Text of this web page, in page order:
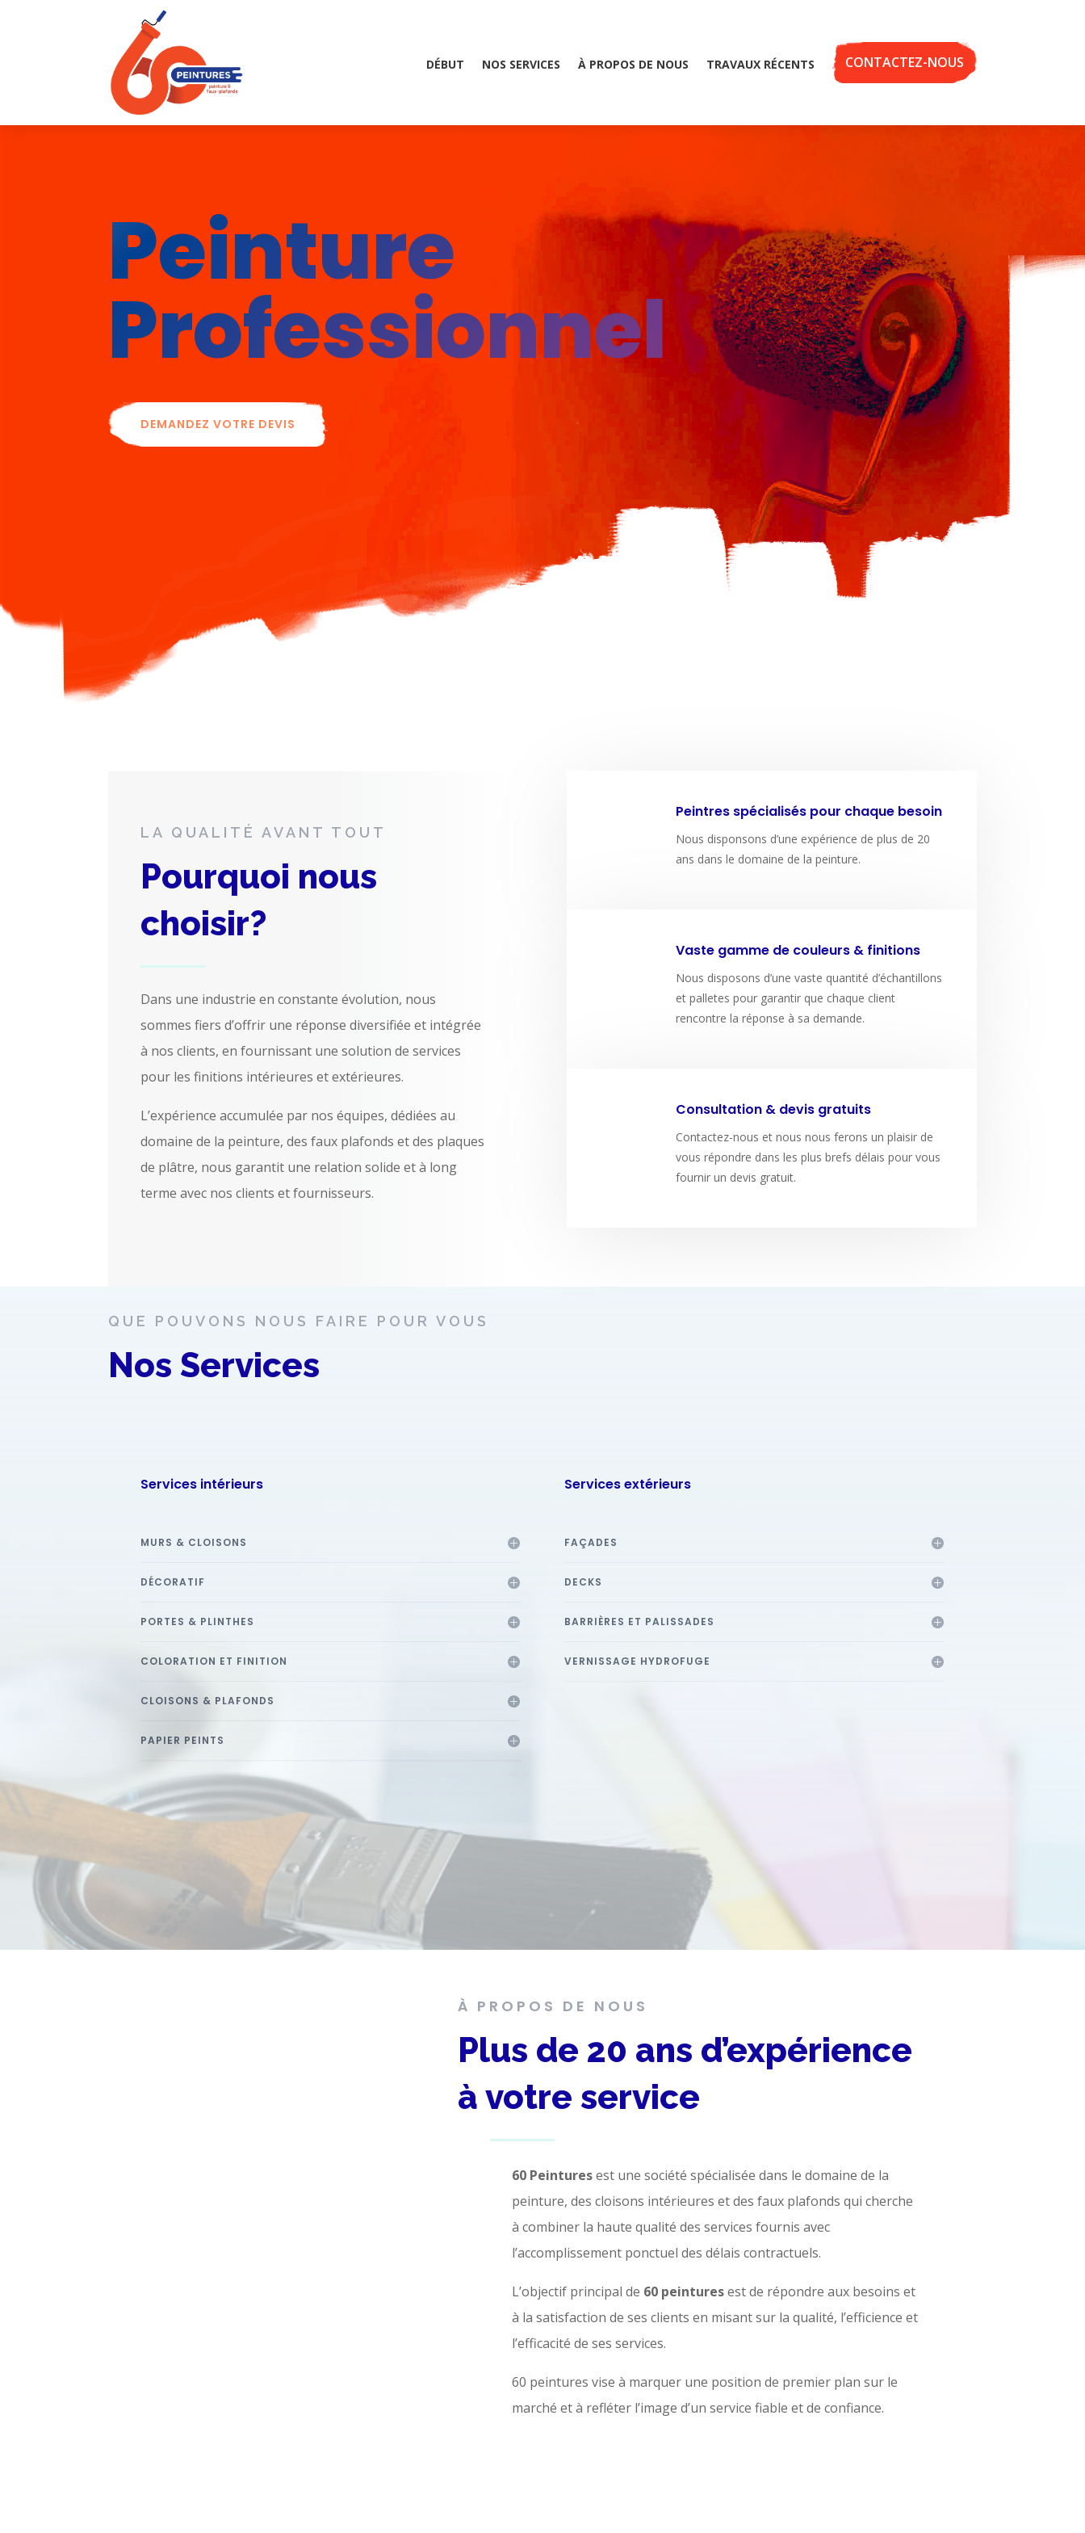
DÉBUT NOS SERVICES À PROPOS DE NOUS TRAVAUX RÉCENTS CONTACTEZ-NOUS
Peinture
Professionnelle
DEMANDEZ VOTRE DEVIS
LA QUALITÉ AVANT TOUT
Pourquoi nous
choisir?
Dans une industrie en constante évolution, nous
sommes fiers d’offrir une réponse diversifiée et intégrée
à nos clients, en fournissant une solution de services
pour les finitions intérieures et extérieures.
L’expérience accumulée par nos équipes, dédiées au
domaine de la peinture, des faux plafonds et des plaques
de plâtre, nous garantit une relation solide et à long
terme avec nos clients et fournisseurs.
Peintres spécialisés pour chaque besoin
Nous disponsons d’une expérience de plus de 20
ans dans le domaine de la peinture.
Vaste gamme de couleurs & finitions
Nous disposons d’une vaste quantité d’échantillons
et palletes pour garantir que chaque client
rencontre la réponse à sa demande.
Consultation & devis gratuits
Contactez-nous et nous nous ferons un plaisir de
vous répondre dans les plus brefs délais pour vous
fournir un devis gratuit.
QUE POUVONS NOUS FAIRE POUR VOUS
Nos Services
Services intérieurs
MURS & CLOISONS
DÉCORATIF
PORTES & PLINTHES
COLORATION ET FINITION
CLOISONS & PLAFONDS
PAPIER PEINTS
Services extérieurs
FAÇADES
DECKS
BARRIÈRES ET PALISSADES
VERNISSAGE HYDROFUGE
À PROPOS DE NOUS
Plus de 20 ans d’expérience
à votre service
60 Peinturesest une société spécialisée dans le domaine de la
peinture, des cloisons intérieures et des faux plafonds qui cherche
à combiner la haute qualité des services fournis avec
l’accomplissement ponctuel des délais contractuels.
L’objectif principal de 60 peinturesest de répondre aux besoins et
à la satisfaction de ses clients en misant sur la qualité, l’efficience et
l’efficacité de ses services.
60 peintures vise à marquer une position de premier plan sur le
marché et à refléter l’image d’un service fiable et de confiance.